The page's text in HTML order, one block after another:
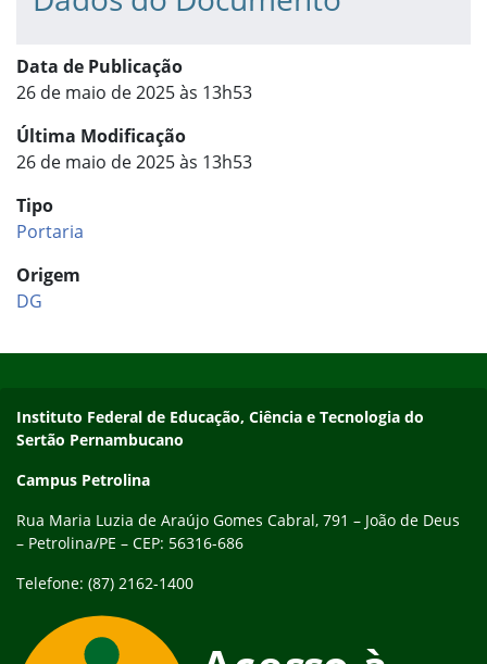
Data de Publicação
26 de maio de 2025 às 13h53
Última Modificação
26 de maio de 2025 às 13h53
Tipo
Portaria
Origem
DG
Endereço
Instituto Federal de Educação, Ciência e Tecnologia do
Sertão Pernambucano
Campus Petrolina
Rua Maria Luzia de Araújo Gomes Cabral, 791 – João de Deus
– Petrolina/PE – CEP: 56316-686
Telefone: (87) 2162-1400